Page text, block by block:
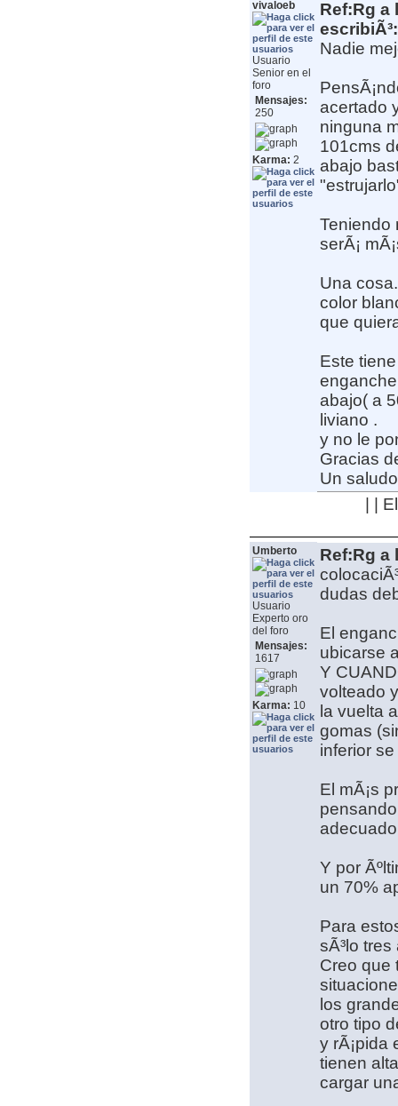
vivaloeb
Usuario
Senior en el
foro
Mensajes:
250
Karma: 2
Ref:Rg a
escribiÃ³:
Nadie
acertado
ninguna
101cms
abajo
Teniendo
serÃ¡
Una
color
que
Este
abajo( a
liviano .
y no le
Gracias
Un
| |
Umberto
Usuario
Experto oro
del foro
Mensajes:
1617
Karma: 10
Ref:Rg a
dudas
El
ubicarse
Y
volteado
la vuelta
gomas
inferior
El mÃ¡s
Y por
un 70%
Para
sÃ³lo
Creo que
los
otro tipo
y rÃ¡pida
tienen
cargar